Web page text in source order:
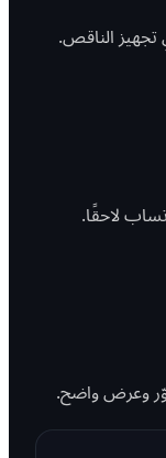
الناقص.
وعرض واضح.